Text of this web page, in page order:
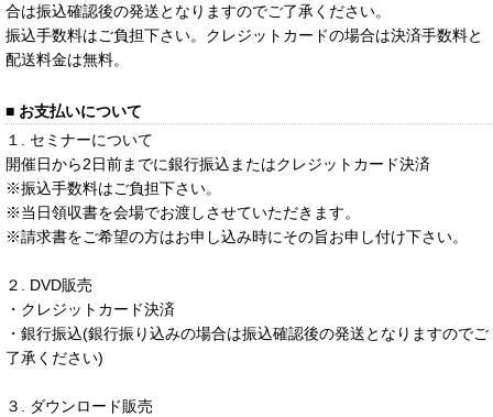
合は振込確認後の発送となりますのでご了承ください。
振込手数料はご負担下さい。クレジットカードの場合は決済手数料と
配送料金は無料。
■ お支払いについて
１. セミナーについて
開催日から2日前までに銀行振込またはクレジットカード決済
※振込手数料はご負担下さい。
※当日領収書を会場でお渡しさせていただきます。
※請求書をご希望の方はお申し込み時にその旨お申し付け下さい。
２. DVD販売
・クレジットカード決済
・銀行振込(銀行振り込みの場合は振込確認後の発送となりますのでご
了承ください)
３. ダウンロード販売